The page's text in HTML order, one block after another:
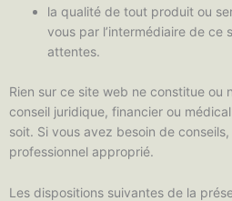
la qualité de tout produit ou
vous par l’intermédiaire de ce
attentes.
Rien sur ce site web ne constitue ou
conseil juridique, financier ou
soit. Si vous avez besoin de
professionnel approprié.
Les dispositions suivantes de la